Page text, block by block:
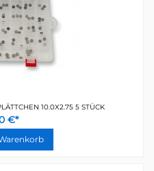
10.0X2.75 5 STÜCK
€*